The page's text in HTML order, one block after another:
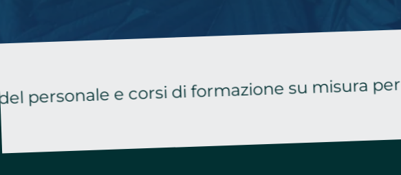
e corsi di formazione su misura per il